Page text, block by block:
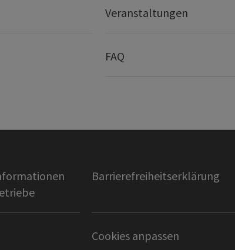
Veranstaltungen
FAQ
Barrierefreiheitserklärung
Cookies anpassen